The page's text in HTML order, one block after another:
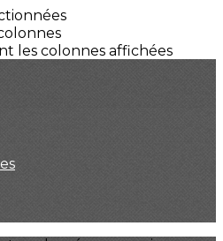
les colonnes affichées